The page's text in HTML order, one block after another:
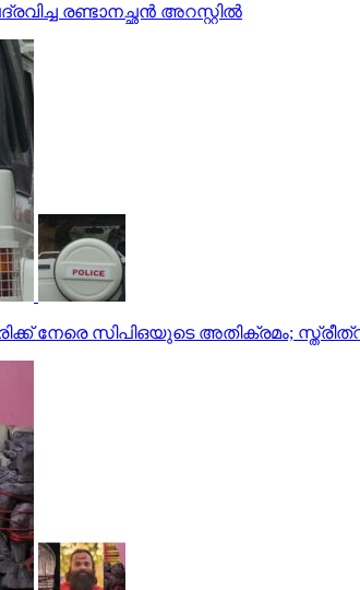
രണ്ടാനച്ഛന്‍ അറസ്റ്റില്‍
സിപിഒയുടെ അതിക്രമം;